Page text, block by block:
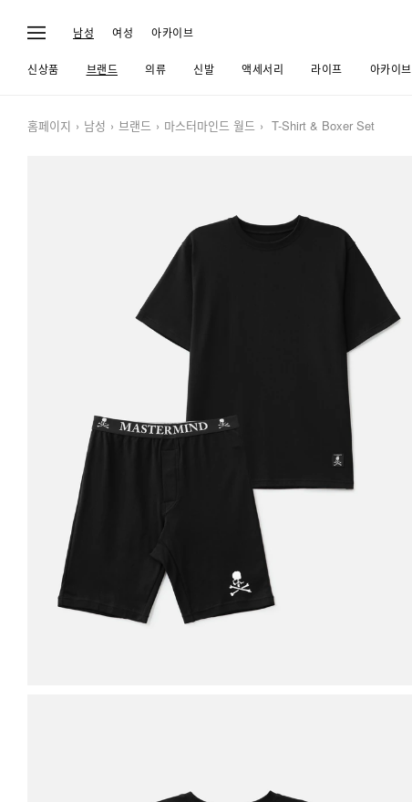
남성 여성 아카이브
신상품 브랜드 의류 신발 액세서리 라이프 아카이브
홈페이지 남성 브랜드 마스터마인드 월드 T-Shirt & Boxer Set